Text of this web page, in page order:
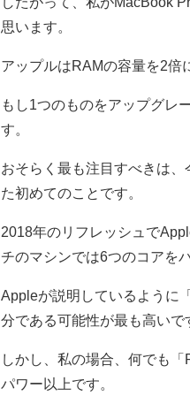
思います。
アップルはRAMの容量を2倍
もし1つのものをアップグレ
す。
おそらく最も注目すべきは
た初めてのことです。
2018年のリフレッシュで
チのマシンでは6つのコアを
Appleが説明しているように
分である可能性が最も高いで
しかし、私の場合、何でも
パワー以上です。